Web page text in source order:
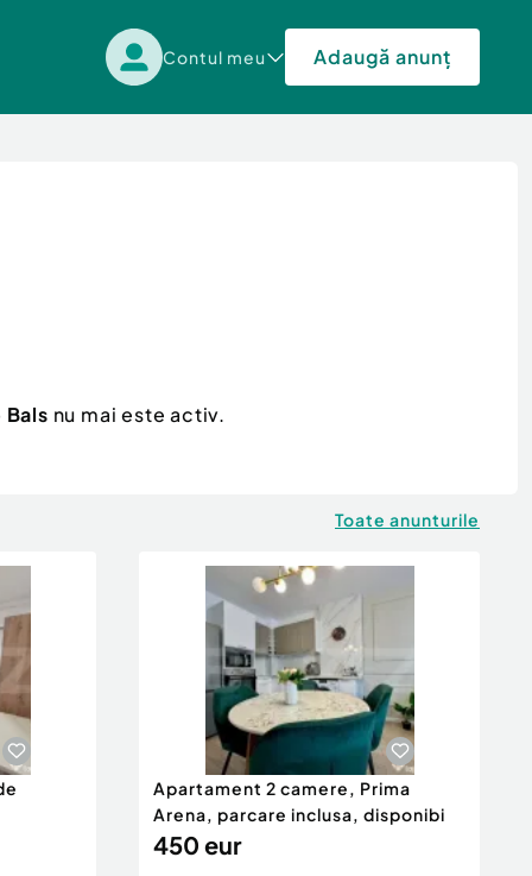
Contul meu Adaugă anunț
nu mai este activ.
Toate anunturile
Apartament 2 camere, Prima
Arena, parcare inclusa, disponibi
450 eur